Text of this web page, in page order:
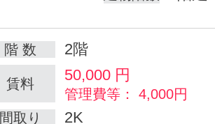
階 数 2階
賃料 50,000 円
管理費等： 4,000円
間取り
2K